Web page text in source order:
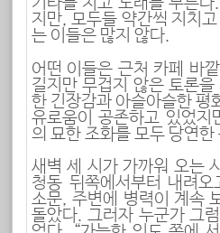
지만, 모두들 약간씩 지치
는 이들은 많지 않다.
어떤 이들은 근처 카페 바
길지만 무겁지 않은 토론
한 긴장감과 아슬아슬한 평
유로움이 공존하고 있었지
의 묘한 조화를 모두 당연
새벽 세 시가 가까워 오는
청동 뒤쪽에서부터 내려
소문, 주변에 병력이 계속
돌았다. 그러자 누군가 그